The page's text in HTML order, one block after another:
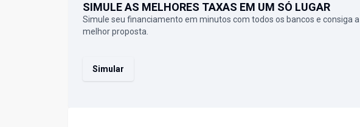
SIMULE AS MELHORES TAXAS EM UM SÓ LUGAR
Simule seu financiamento em minutos com todos os bancos e consiga a
melhor proposta.
Simular